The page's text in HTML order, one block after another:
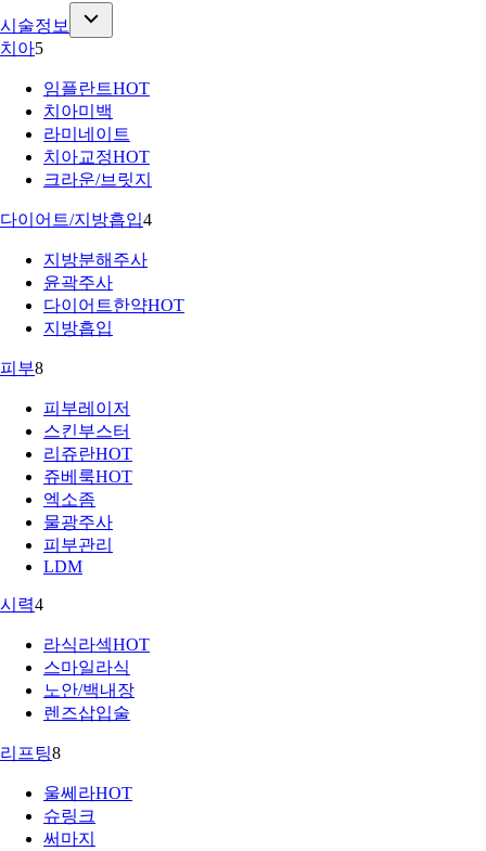
시술정보
치아5
임플란트HOT
치아미백
라미네이트
치아교정HOT
크라운/브릿지
다이어트/지방흡입4
지방분해주사
윤곽주사
다이어트한약HOT
지방흡입
피부8
피부레이저
스킨부스터
리쥬란HOT
쥬베룩HOT
엑소좀
물광주사
피부관리
LDM
시력4
라식라섹HOT
스마일라식
노안/백내장
렌즈삽입술
리프팅8
울쎄라HOT
슈링크
써마지